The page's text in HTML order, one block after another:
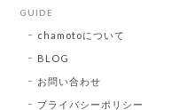
GUIDE
chamotoについて
BLOG
お問い合わせ
プライバシーポリシー